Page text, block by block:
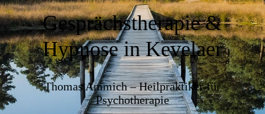
Gesprächstherapie &
Hypnose in Kevelaer
Thomas Ammich – Heilpraktiker für
Psychotherapie